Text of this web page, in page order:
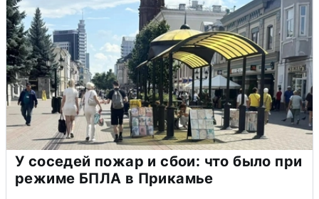
У соседей пожар и сбои: что было при
режиме БПЛА в Прикамье